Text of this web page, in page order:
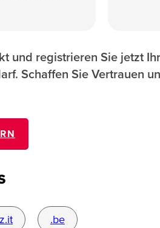
und registrieren Sie jetzt
Schaffen Sie Vertrauen
.be